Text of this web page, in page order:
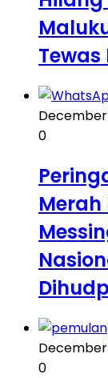
December
0
December
0